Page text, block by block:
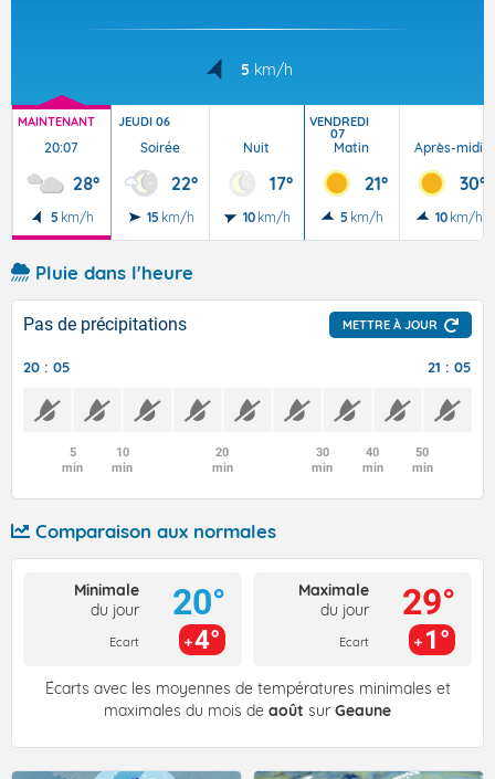
5 km/h
MAINTENANT
20:07
28°
5 km/h
JEUDI 06
Soirée
22°
15 km/h
Nuit
17°
10 km/h
VENDREDI
07
Matin
21°
5 km/h
Après-midi
30°
10 km/h
Pluie dans l'heure
Pas de précipitations METTRE À JOUR
20 : 05 21 : 05
5
min
10
min
20
min
30
min
40
min
50
min
Comparaison aux normales
Minimale
du jour
Ecart
20°
4°
Maximale
du jour
Ecart
29°
1°
Écarts avec les moyennes de températures minimales et
maximales du mois de août sur Geaune